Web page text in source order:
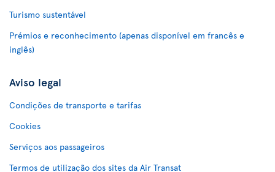
Turismo sustentável
Prémios e reconhecimento (apenas disponível em francês e
inglês)
Aviso legal
Condições de transporte e tarifas
Cookies
Serviços aos passageiros
Termos de utilização dos sites da Air Transat